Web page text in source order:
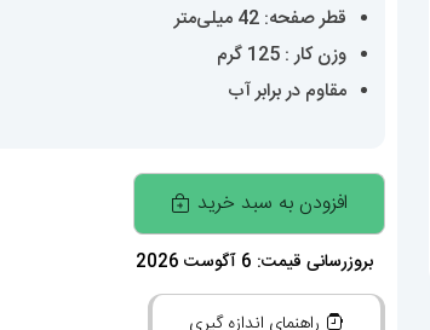
قطر صفحه: 42 میلی‌متر
وزن کار : 125 گرم
مقاوم در برابر آب
ساعت
مچی
مردانه
پتک
افزودن به سبد خرید
بروزرسانی قیمت: 6 آگوست 2026
راهنمای اندازه گیری